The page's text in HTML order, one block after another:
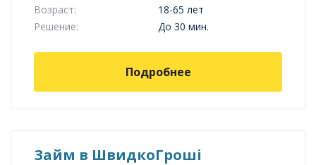
Возраст:
18-65 лет
Решение:
До 30 мин.
Подробнее
Займ в ШвидкоГроші